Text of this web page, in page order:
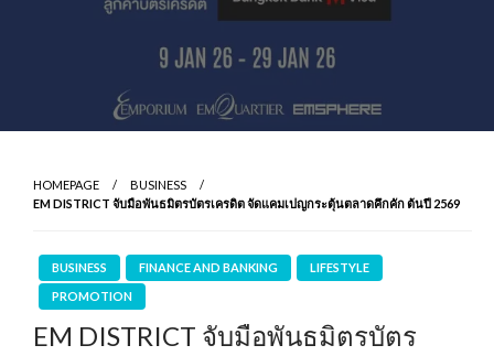
HOMEPAGE
BUSINESS
EM DISTRICT จับมือพันธมิตรบัตรเครดิต จัดแคมเปญกระตุ้นตลาดคึกคัก ต้นปี 2569
BUSINESS FINANCE AND BANKING
LIFESTYLE
PROMOTION
EM DISTRICT จับมือพันธมิตรบัตร